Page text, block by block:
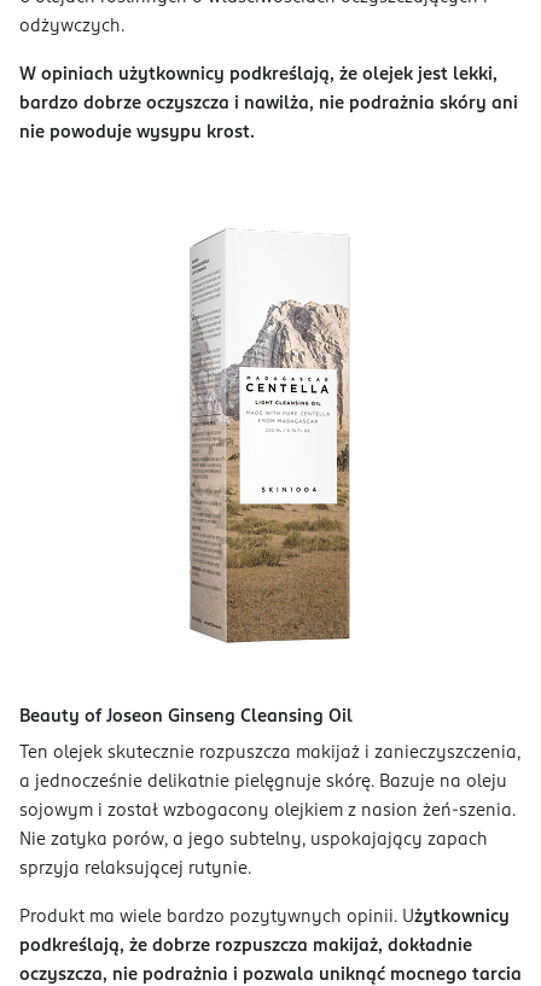
odżywczych.
W opiniach użytkownicy podkreślają, że olejek jest lekki,
bardzo dobrze oczyszcza i nawilża, nie podrażnia skóry ani
nie powoduje wysypu krost.
Beauty of Joseon Ginseng Cleansing Oil
Ten olejek skutecznie rozpuszcza makijaż i zanieczyszczenia,
a jednocześnie delikatnie pielęgnuje skórę. Bazuje na oleju
sojowym i został wzbogacony olejkiem z nasion żeń-szenia.
Nie zatyka porów, a jego subtelny, uspokajający zapach
sprzyja relaksującej rutynie.
Produkt ma wiele bardzo pozytywnych opinii. Użytkownicy
podkreślają, że dobrze rozpuszcza makijaż, dokładnie
oczyszcza, nie podrażnia i pozwala uniknąć mocnego tarcia